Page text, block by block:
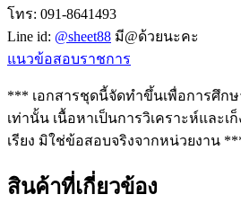
โทร: 091-8641493
Line id: @sheet88 มี@ด้วยนะคะ
แนวข้อสอบราชการ
*** เอกสารชุดนี้จัดทำขึ้นเพื่อการศึกษ
เท่านั้น เนื้อหาเป็นการวิเคราะห์และเ
เรียง มิใช่ข้อสอบจริงจากหน่วยงาน
สินค้าที่เกี่ยวข้อง